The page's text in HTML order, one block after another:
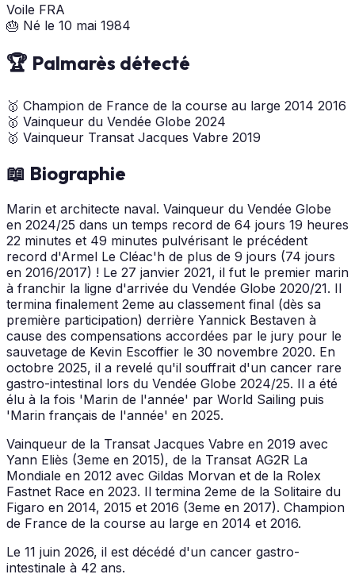
Voile FRA
🎂 Né le 10 mai 1984
🏆 Palmarès détecté
🥇 Champion de France de la course au large 2014 2016
🥇 Vainqueur du Vendée Globe 2024
🥇 Vainqueur Transat Jacques Vabre 2019
📖 Biographie
Marin et architecte naval. Vainqueur du Vendée Globe
en 2024/25 dans un temps record de 64 jours 19 heures
22 minutes et 49 minutes pulvérisant le précédent
record d'Armel Le Cléac'h de plus de 9 jours (74 jours
en 2016/2017) ! Le 27 janvier 2021, il fut le premier marin
à franchir la ligne d'arrivée du Vendée Globe 2020/21. Il
termina finalement 2eme au classement final (dès sa
première participation) derrière Yannick Bestaven à
cause des compensations accordées par le jury pour le
sauvetage de Kevin Escoffier le 30 novembre 2020. En
octobre 2025, il a revelé qu'il souffrait d'un cancer rare
gastro-intestinal lors du Vendée Globe 2024/25. Il a été
élu à la fois 'Marin de l'année' par World Sailing puis
'Marin français de l'année' en 2025.
Vainqueur de la Transat Jacques Vabre en 2019 avec
Yann Eliès (3eme en 2015), de la Transat AG2R La
Mondiale en 2012 avec Gildas Morvan et de la Rolex
Fastnet Race en 2023. Il termina 2eme de la Solitaire du
Figaro en 2014, 2015 et 2016 (3eme en 2017). Champion
de France de la course au large en 2014 et 2016.
Le 11 juin 2026, il est décédé d'un cancer gastro-
intestinale à 42 ans.